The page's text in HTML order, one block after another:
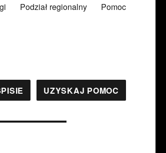
Podział regionalny Pomoc
UZYSKAJ POMOC